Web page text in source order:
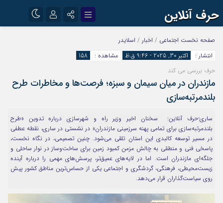
حرف آنلاین
اینستاگرام
آپارات
رمز عبور
مرا به خاطر بسپار
صفحه نخست اجتماعی / اخبار / اسلایدر
انتشار :
اکتبر 30, 2025 - 9:46 ق.ظ مشاهده :
158
حرف بررسی می کند
مازندران در میان سیمان و سبزه؛ فرصت‌ها و مخاطرات طرح
بلندمرتبه‌سازی
ساری-حرف آنلاین: سخنان اخیر وزیر راه و شهرسازی درباره تدوین «طرح
بلندمرتبه‌سازی برای تمامی پهنه سرزمینی مازندران» در نشستی در ساری، نقطه عطفی
در مسیر توسعه کالبدی این استان تلقی می‌شود. چنین تصمیمی، در نگاه نخست،
پاسخی فنی و منطقی به چالش مزمن کمبود زمین برای ساخت‌وساز در نوار ساحلی و
جلگه‌ای مازندران است. اما در لایه‌های عمیق‌تر، پرسش‌های مهمی را درباره آینده
زیست‌محیطی، فرهنگی، گردشگری و اجتماعی یکی از حساس‌ترین مناطق کشور پیش
روی سیاست‌گذاران قرار می‌دهد.